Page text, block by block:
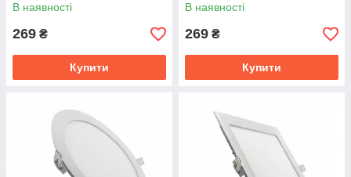
В наявності
269 ₴
Купити
В наявності
269 ₴
Купити